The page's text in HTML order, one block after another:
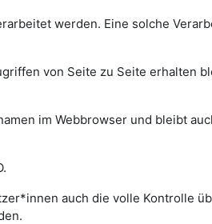
werden. Eine solche
von Seite zu Seite erhalten
im Webbrowser und bleibt
auch die volle Kontrolle